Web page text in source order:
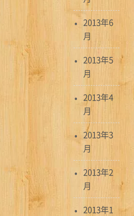
2013年6
月
2013年5
月
2013年4
月
2013年3
月
2013年2
月
2013年1